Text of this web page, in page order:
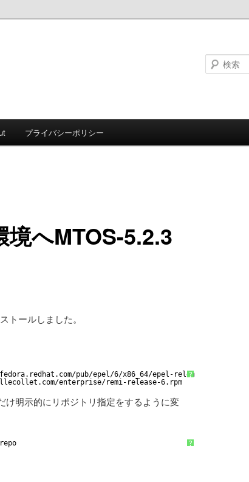
プライバシーポリシー
へMTOS-5.2.3
トールしました。
?
/pub/epel/6/x86_64/epel-release-6-5
/enterprise/remi-release-6.rpm
け明示的にリポジトリ指定をするように変
?